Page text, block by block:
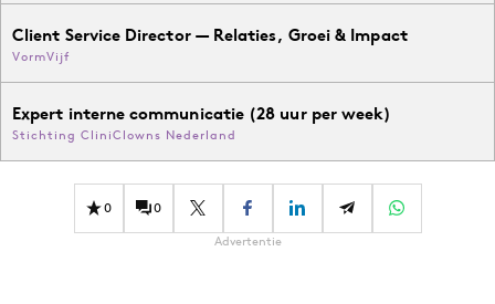
Client Service Director — Relaties, Groei & Impact
VormVijf
Expert interne communicatie (28 uur per week)
Stichting CliniClowns Nederland
0 0
Advertentie